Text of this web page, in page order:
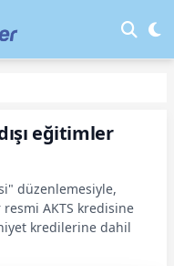
eğitimler
düzenlemesiyle,
AKTS kredisine
kredilerine dahil